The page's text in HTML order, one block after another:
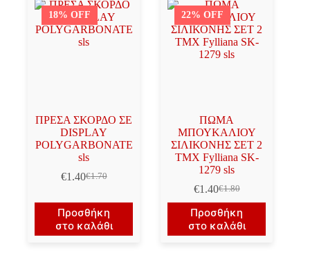
18% OFF
ΠΡΕΣΑ ΣΚΟΡΔΟ ΣΕ
DISPLAY
POLYGARBONATE
sls
€1.70
Original
was:
€1.70.
€1.40Η
τιμή
είναι:
€1.40.
Προσθήκη
στο καλάθι
22% OFF
ΠΩΜΑ
ΜΠΟΥΚΑΛΙΟΥ
ΣΙΛΙΚΟΝΗΣ ΣΕΤ 2
ΤΜΧ Fylliana SK-
1279 sls
€1.80
Original
price
was:
€1.80.
€1.40Η
τρέχουσα
τιμή
είναι:
Προσθήκη
στο καλάθι